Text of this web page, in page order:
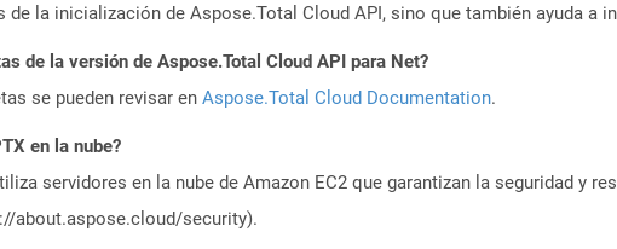
de la inicialización de Aspose.Total Cloud API, sino que también ayuda a
de la versión de Aspose.Total Cloud API para Net?
se pueden revisar en Aspose.Total Cloud Documentation.
en la nube?
servidores en la nube de Amazon EC2 que garantizan la seguridad y
about.aspose.cloud/security).